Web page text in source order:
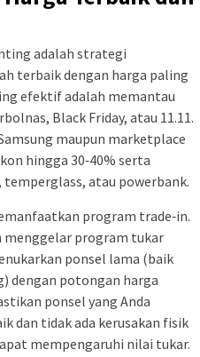
adalah strategi
terbaik dengan harga paling
efektif adalah memantau
Black Friday, atau 11.11.
maupun marketplace
hingga 30‑40% serta
atau powerbank.
program trade‑in.
menggelar program tukar
ponsel lama (baik
dengan potongan harga
ponsel yang Anda
dan tidak ada kerusakan fisik
mempengaruhi nilai tukar.